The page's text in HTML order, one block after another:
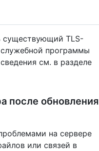
существующий TLS-
программы
см. в разделе
после обновления
на сервере
или связей в